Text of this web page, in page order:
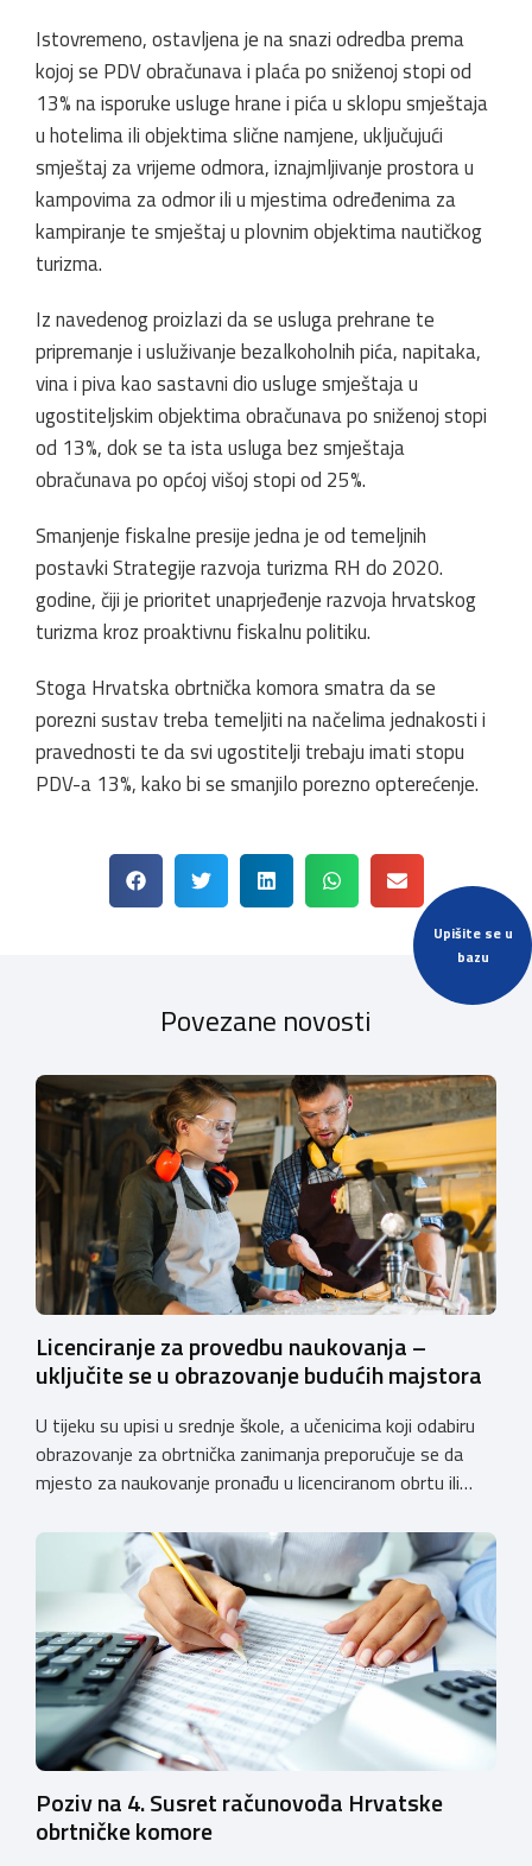
Upišite se u
bazu
Istovremeno, ostavljena je na snazi odredba prema
kojoj se PDV obračunava i plaća po sniženoj stopi od
13% na isporuke usluge hrane i pića u sklopu smještaja
u hotelima ili objektima slične namjene, uključujući
smještaj za vrijeme odmora, iznajmljivanje prostora u
kampovima za odmor ili u mjestima određenima za
kampiranje te smještaj u plovnim objektima nautičkog
turizma.
Iz navedenog proizlazi da se usluga prehrane te
pripremanje i usluživanje bezalkoholnih pića, napitaka,
vina i piva kao sastavni dio usluge smještaja u
ugostiteljskim objektima obračunava po sniženoj stopi
od 13%, dok se ta ista usluga bez smještaja
obračunava po općoj višoj stopi od 25%.
Smanjenje fiskalne presije jedna je od temeljnih
postavki Strategije razvoja turizma RH do 2020.
godine, čiji je prioritet unaprjeđenje razvoja hrvatskog
turizma kroz proaktivnu fiskalnu politiku.
Stoga Hrvatska obrtnička komora smatra da se
porezni sustav treba temeljiti na načelima jednakosti i
pravednosti te da svi ugostitelji trebaju imati stopu
PDV-a 13%, kako bi se smanjilo porezno opterećenje.
Povezane novosti
Licenciranje za provedbu naukovanja –
uključite se u obrazovanje budućih majstora
U tijeku su upisi u srednje škole, a učenicima koji odabiru
obrazovanje za obrtnička zanimanja preporučuje se da
mjesto za naukovanje pronađu u licenciranom obrtu ili
koji još nemaju licenciju da pokrenu postupak
licenciranja kako bi budućim učenicima omogućili
kvalitetno i sigurno stjecanje praktičnih znanja, a
istodobno ulagali u razvoj […]
Poziv na 4. Susret računovođa Hrvatske
obrtničke komore